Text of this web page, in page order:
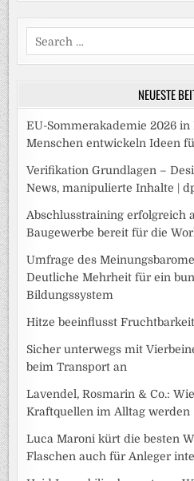
Search
for:
NEUESTE
EU-Sommerakademie 2026 in
Menschen entwickeln Ideen
Verifikation Grundlagen –
News, manipulierte Inhalte |
Abschlusstraining erfolgreich
Baugewerbe bereit für die
Umfrage des
Deutliche Mehrheit für ein
Bildungssystem
Hitze beeinflusst Fruchtbarkeit
Sicher unterwegs mit
beim Transport an
Lavendel, Rosmarin & Co.:
Kraftquellen im Alltag werden
Luca Maroni kürt die besten
Flaschen auch für Anleger